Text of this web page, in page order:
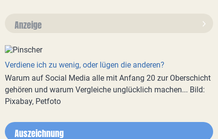
Anzeige
Verdiene ich zu wenig, oder lügen die anderen?
Warum auf Social Media alle mit Anfang 20 zur Oberschicht
gehören und warum Vergleiche unglücklich machen... Bild:
Pixabay, Petfoto
Auszeichnung